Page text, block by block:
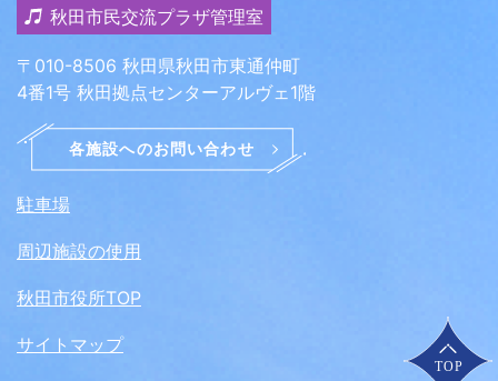
秋田市民交流プラザ管理室
〒010-8506 秋田県秋田市東通仲町
4番1号 秋田拠点センターアルヴェ1階
駐車場
周辺施設の使用
秋田市役所TOP
サイトマップ